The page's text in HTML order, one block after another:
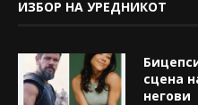
ИЗБОР НА УРЕДНИКОТ
сцена
негови